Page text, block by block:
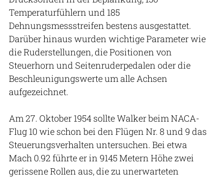
Temperaturfühlern und 185
Dehnungsmessstreifen bestens ausgestattet.
Darüber hinaus wurden wichtige Parameter wie
die Ruderstellungen, die Positionen von
Steuerhorn und Seitenruderpedalen oder die
Beschleunigungswerte um alle Achsen
aufgezeichnet.
Am 27. Oktober 1954 sollte Walker beim NACA-
Flug 10 wie schon bei den Flügen Nr. 8 und 9 das
Steuerungsverhalten untersuchen. Bei etwa
Mach 0.92 führte er in 9145 Metern Höhe zwei
gerissene Rollen aus, die zu unerwarteten